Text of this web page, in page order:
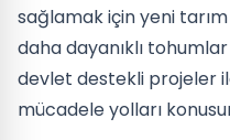
sağlamak için yeni
daha dayanıklı
devlet destekli projeler
mücadele yolları